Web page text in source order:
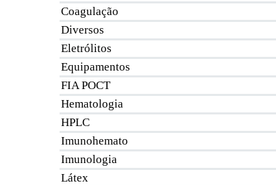
Coagulação
Diversos
Eletrólitos
Equipamentos
FIA POCT
Hematologia
HPLC
Imunohemato
Imunologia
Látex